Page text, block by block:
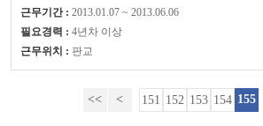
근무기간 : 2013.01.07 ~ 2013.06.06
필요경력 : 4년차 이상
근무위치 : 판교
<< < 151 152 153 154 155